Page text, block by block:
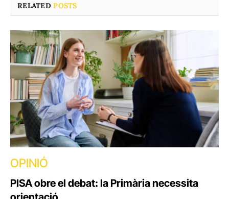
RELATEDPOSTS
OPINIÓ
PISA obre el debat: la Primària necessita